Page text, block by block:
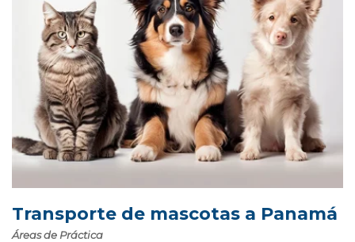
Transporte de mascotas a Panamá
Áreas de Práctica